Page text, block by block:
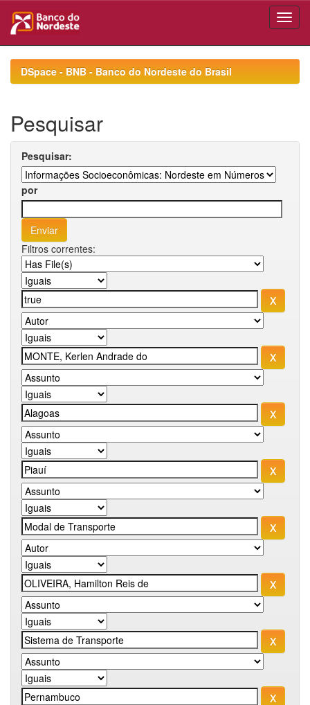
navigationDSpace - BNB - Banco do Nordeste do Brasil
Pesquisar
Pesquisar:
por
Filtros correntes: